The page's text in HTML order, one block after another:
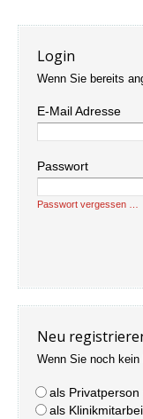
Login
Wenn Sie bereits
E-Mail Adresse
Passwort
Passwort vergessen …
Neu
Wenn Sie noch kein
als Privatperson
als